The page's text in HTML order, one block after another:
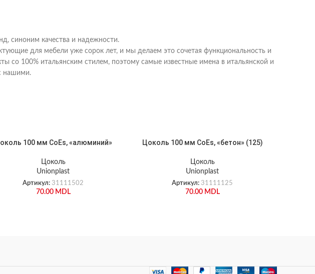
синоним качества и надежности.
для мебели уже сорок лет, и мы делаем это сочетая функциональность и
со 100% итальянским стилем, поэтому самые известные имена в итальянской и
нашими.
100 мм CoEs, «алюминий»
Цоколь
Unionplast
Артикул: 31111502
70.00 MDL
Цоколь 100 мм CoEs, «бетон» (125)
Цоколь
Unionplast
Артикул: 31111125
70.00 MDL